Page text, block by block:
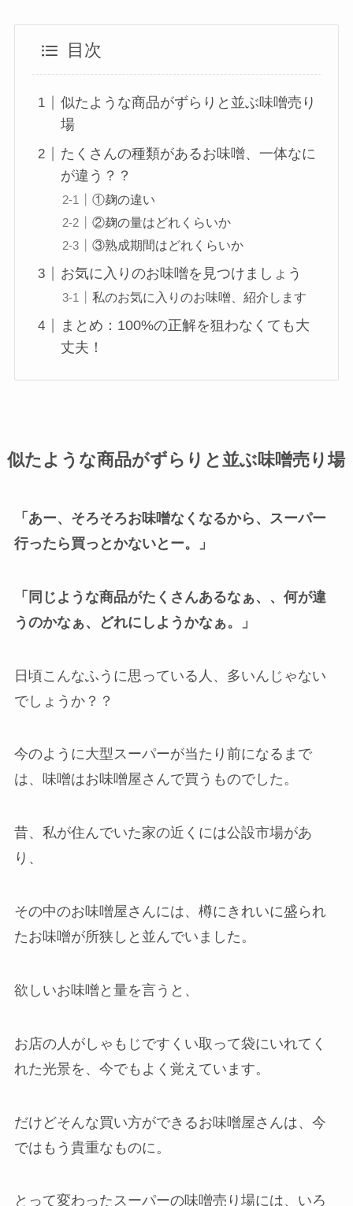
目次
似たような商品がずらりと並ぶ味噌売り
場
たくさんの種類があるお味噌、一体なに
が違う？？
①麹の違い
②麹の量はどれくらいか
③熟成期間はどれくらいか
お気に入りのお味噌を見つけましょう
私のお気に入りのお味噌、紹介します
まとめ：100%の正解を狙わなくても大
丈夫！
似たような商品がずらりと並ぶ味噌売り場
「あー、そろそろお味噌なくなるから、スーパー
行ったら買っとかないとー。」
「同じような商品がたくさんあるなぁ、、何が違
うのかなぁ、どれにしようかなぁ。」
日頃こんなふうに思っている人、多いんじゃない
でしょうか？？
今のように大型スーパーが当たり前になるまで
は、味噌はお味噌屋さんで買うものでした。
昔、私が住んでいた家の近くには公設市場があ
り、
その中のお味噌屋さんには、樽にきれいに盛られ
たお味噌が所狭しと並んでいました。
欲しいお味噌と量を言うと、
お店の人がしゃもじですくい取って袋にいれてく
れた光景を、今でもよく覚えています。
だけどそんな買い方ができるお味噌屋さんは、今
ではもう貴重なものに。
とって変わったスーパーの味噌売り場には、いろ